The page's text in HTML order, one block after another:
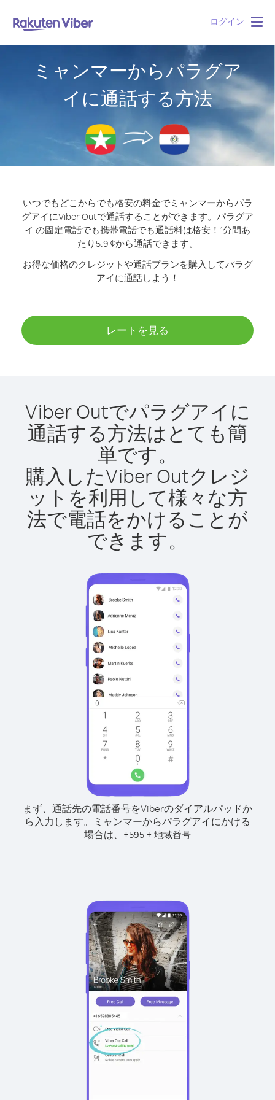
ログイン
ミャンマーからパラグア
イに通話する方法
いつでもどこからでも格安の料金でミャンマーからパラ
グアイにViber Outで通話することができます。 パラグア
イ の固定電話でも携帯電話でも通話料は格安！1分間あ
たり5.9 ¢から通話できます。
お得な価格のクレジットや通話プランを購入してパラグ
アイに通話しよう！
レートを見る
Viber Outでパラグアイに
通話する方法はとても簡
単です。
購入したViber Outクレジ
ットを利用して様々な方
法で電話をかけることが
できます。
まず、通話先の電話番号をViberのダイアルパッドか
ら入力します。
ミャンマーからパラグアイにかける
場合は、 +595 + 地域番号